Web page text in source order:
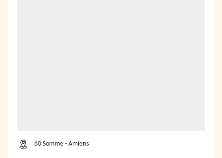
80 Somme - Amiens